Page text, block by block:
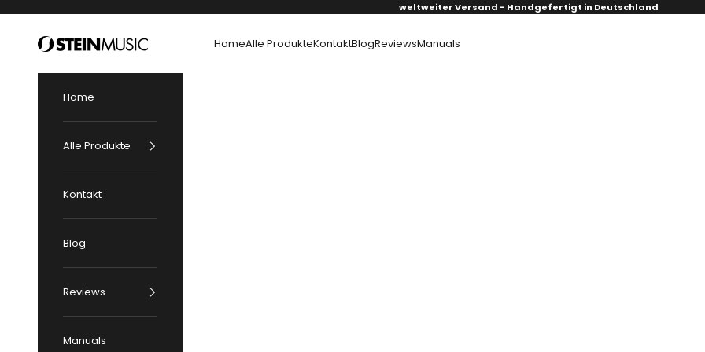
weltweiter Versand - Handgefertigt in Deutschland
SteinMusic Store HomeAlle ProdukteKontaktBlogReviewsManuals
Home
Alle Produkte
Kontakt
Blog
Reviews
Manuals